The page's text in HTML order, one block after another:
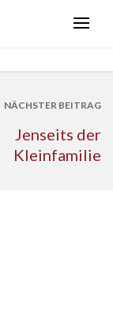
NÄCHSTER BEITRAG
Jenseits der
Kleinfamilie